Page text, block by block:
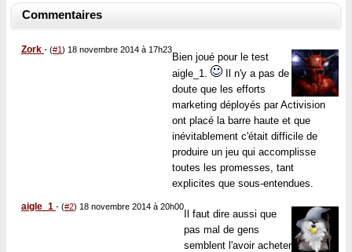
Commentaires
Zork - (#1) 18 novembre 2014 à 17h23
Bien joué pour le test
aigle_1.
Il n'y a pas de
doute que les efforts
marketing déployés par Activision
ont placé la barre haute et que
inévitablement c'était difficile de
produire un jeu qui accomplisse
toutes les promesses, tant
explicites que sous-entendues.
aigle_1 - (#2) 18 novembre 2014 à 20h00
Il faut dire aussi que
pas mal de gens
semblent l'avoir acheter